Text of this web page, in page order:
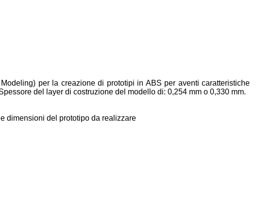
per la creazione di prototipi in ABS per aventi caratteristiche
del layer di costruzione del modello di: 0,254 mm o 0,330 mm.
dimensioni del prototipo da realizzare